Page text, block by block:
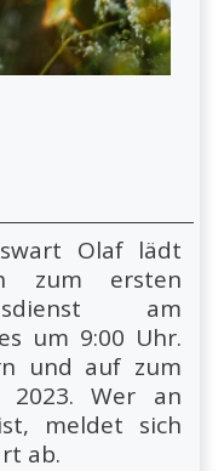
Olaf lädt
zum ersten
am
um 9:00 Uhr.
und auf zum
2023. Wer an
meldet sich
ab.